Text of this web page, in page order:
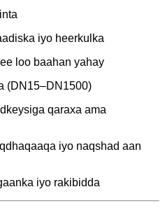
iyo heerkulka
loo baahan yahay
(DN15–DN1500)
qaraxa ama
iyo naqshad aan
iyo rakibidda